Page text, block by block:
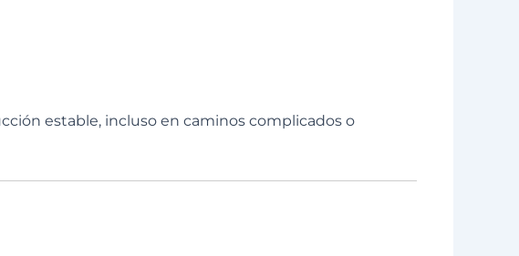
estable, incluso en caminos complicados o